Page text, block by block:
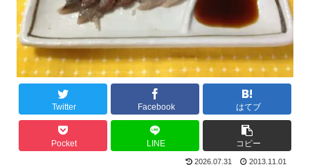
Twitter Facebook はてブ
Pocket LINE コピー
2026.07.31 2013.11.01